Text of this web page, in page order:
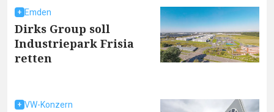
Emden
Dirks Group soll
Industriepark Frisia
retten
VW-Konzern